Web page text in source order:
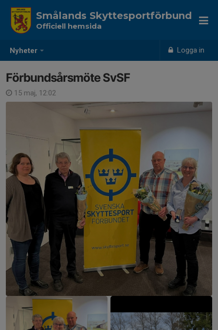
Nyheter Logga in
Smålands Skyttesportförbund
Officiell hemsida
Förbundsårsmöte SvSF
15 maj, 12:02